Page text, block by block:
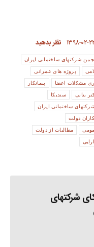
۰۲-۲۳ نظر بدهید
شرکتهای ساختمانی ایران
پروژه های عمرانی
مشکلات اعضا پیمانکار
بنانی سندیکا
ساختمانی ایران
دولت
مطالبات از دولت
شرکتهای